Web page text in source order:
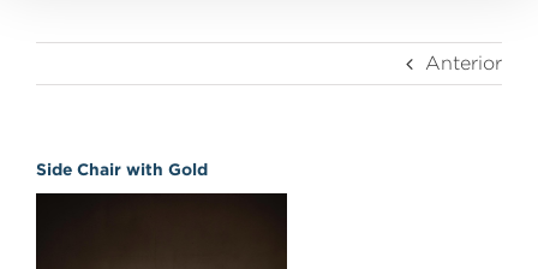
Anterior
Side Chair with Gold